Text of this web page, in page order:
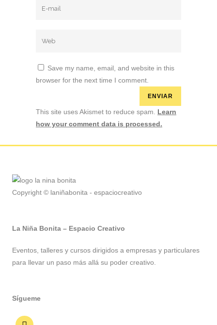
Save my name, email, and website in this
browser for the next time I comment.
This site uses Akismet to reduce spam. Learn
how your comment data is processed.
Copyright © laniñabonita - espaciocreativo
La Niña Bonita – Espacio Creativo
Eventos, talleres y cursos dirigidos a empresas y particulares
para llevar un paso más allá su poder creativo.
Sígueme